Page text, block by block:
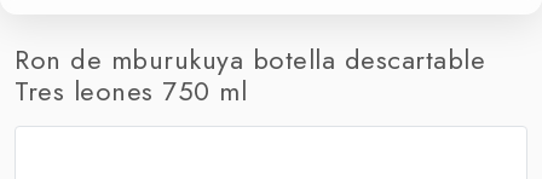
Ron de mburukuya botella descartable
Tres leones 750 ml